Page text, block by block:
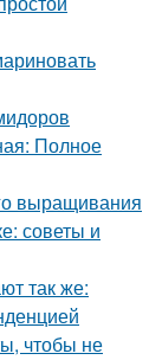
Полное
выращивания
советы и
так же:
чтобы не